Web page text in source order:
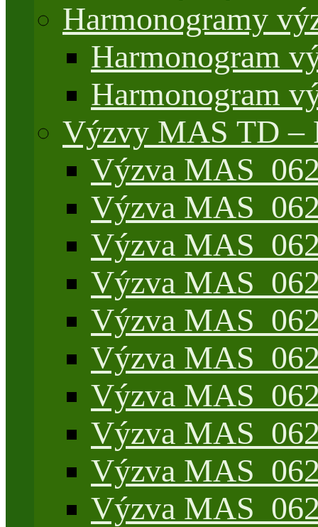
Harmonogramy
Harmonogram
Harmonogram
Výzvy MAS TD –
Výzva
Výzva
Výzva
Výzva
Výzva
Výzva
Výzva
Výzva
Výzva
Výzva